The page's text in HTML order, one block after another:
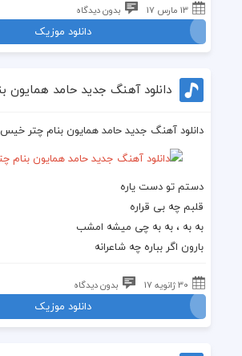
13 مارس 17 بدون دیدگاه
دانلود موزیک
دانلود آهنگ جدید حامد همایون بنام چتر خیس
دستم تو دست یاره
قلبم چه بی قراره
به به ، به به چی میشه امشب
بارون اگر بباره چه شاعرانه
30 ژانویه 17 بدون دیدگاه
دانلود موزیک